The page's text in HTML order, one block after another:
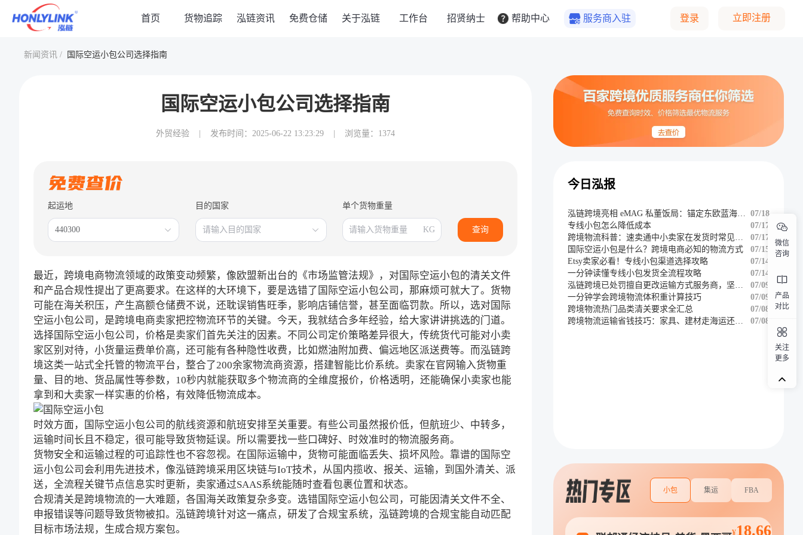
首页 货物追踪 泓链资讯 免费仓储 关于泓链 工作台 招贤纳士 帮助中心 服务商入驻 登录 立即注册
新闻资讯 / 国际空运小包公司选择指南
国际空运小包公司选择指南
外贸经验 发布时间：2025-06-22 13:23:29 浏览量：1374
起运地
440300
目的国家
请输入目的国家
单个货物重量
KG 查询
最近，跨境电商物流领域的政策变动频繁，像欧盟新出台的《市场监管法规》，对国际空运小包的清关文件
和产品合规性提出了更高要求。在这样的大环境下，要是选错了 国际空运小包公司，那麻烦可就大了。货物
可能在海关积压，产生高额仓储费不说，还耽误销售旺季，影响店铺信誉，甚至面临罚款。所以，选对国际
空运小包公司，是跨境电商卖家把控物流环节的关键。今天，我就结合多年经验，给大家讲讲挑选的门道。
选择国际空运小包公司，价格是卖家们首先关注的因素。不同公司定价策略差异很大，传统货代可能对小卖
家区别对待，小货量运费单价高，还可能有各种隐性收费，比如燃油附加费、偏远地区派送费等。而泓链跨
境这类一站式全托管的物流平台，整合了200余家物流商资源，搭建智能比价系统。卖家在官网输入货物重
量、目的地、货品属性等参数，10秒内就能获取多个物流商的全维度报价，价格透明，还能确保小卖家也能
拿到和大卖家一样实惠的价格，有效降低物流成本。
时效方面，国际空运小包公司的航线资源和航班安排至关重要。有些公司虽然报价低，但航班少、中转多，
运输时间长且不稳定，很可能导致货物延误。所以需要找一些口碑好、时效准时的物流服务商。
货物安全和运输过程的可追踪性也不容忽视。在国际运输中，货物可能面临丢失、损坏风险。靠谱的国际空
运小包公司会利用先进技术，像泓链跨境采用区块链与IoT技术，从国内揽收、报关、运输，到国外清关、派
送，全流程关键节点信息实时更新，卖家通过SAAS系统能随时查看包裹位置和状态。
合规清关是跨境物流的一大难题，各国海关政策复杂多变。选错国际空运小包公司，可能因清关文件不全、
申报错误等问题导致货物被扣。泓链跨境针对这一痛点，研发了合规宝系统，泓链跨境的合规宝能自动匹配
目标市场法规，生成合规方案包。
今日泓报
泓链跨境亮相 eMAG 私董饭局：锚定东欧蓝海，共辟掘金新航道 07/18
专线小包怎么降低成本
07/17
跨境物流科普：速卖通中小卖家在发货时常见的难题
07/17
国际空运小包是什么？跨境电商必知的物流方式
07/15
Etsy卖家必看！专线小包渠道选择攻略
07/14
一分钟读懂专线小包发货全流程攻略
07/14
泓链跨境已处罚擅自更改运输方式服务商，坚决维护客户权益
07/09
一分钟学会跨境物流体积重计算技巧
07/09
跨境物流热门品类清关要求全汇总
07/08
跨境物流运输省钱技巧：家具、建材走海运还是铁路
07/08
小包 集运 FBA
¥18.66
微信
咨询
产品
对比
关注
更多